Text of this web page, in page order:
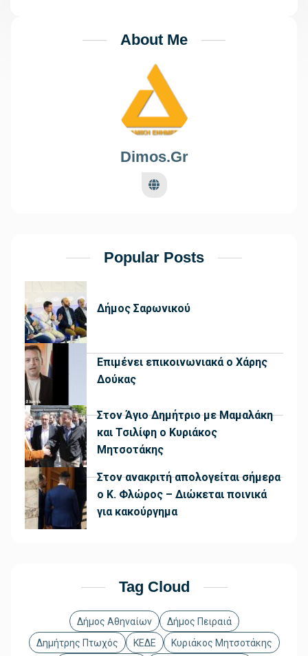
About Me
Dimos.gr
Popular Posts
Δήμος Σαρωνικού
Επιμένει επικοινωνιακά ο Χάρης
Δούκας
Στον Άγιο Δημήτριο με Μαμαλάκη
και Τσιλίφη ο Κυριάκος
Μητσοτάκης
Στον ανακριτή απολογείται σήμερα
ο Κ. Φλώρος – Διώκεται ποινικά
για κακούργημα
Tag Cloud
Δήμος Αθηναίων
Δήμος Πειραιά
Δημήτρης Πτωχός
ΚΕΔΕ Κυριάκος Μητσοτάκης